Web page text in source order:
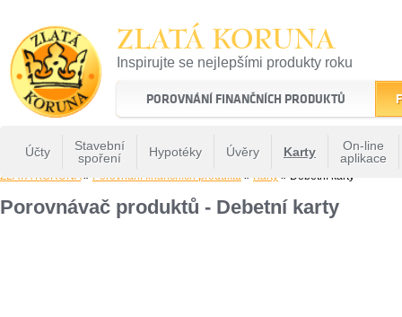
ZLATÁ KORUNA
Inspirujte se nejlepšími produkty roku
22 let tradice a kvality na finančním trhu
POROVNÁNÍ FINANČNÍCH PRODUKTŮ
Účty
Stavební
spoření
Hypotéky Úvěry Karty
On-line
aplikace
ZLATÁ KORUNA» Porovnání finančních produktů » Karty » Debetní karty
Porovnávač produktů - Debetní karty